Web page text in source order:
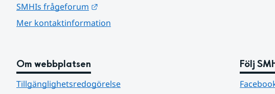
SMHIs frågeforum
Mer kontaktinformation
Om webbplatsen
Tillgänglighetsredogörelse
Följ